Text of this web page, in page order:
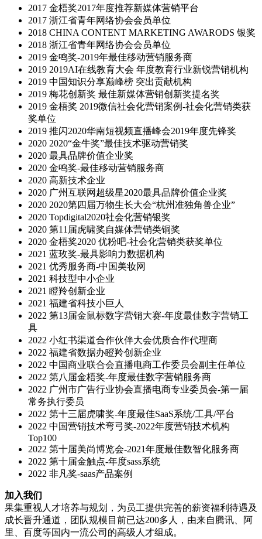
2017 金梧奖2017年度推荐新媒体营销平台
2017 浙江省青年网络协会会员单位
2018 CHINA CONTENT MARKETING AWARODS 银奖
2018 浙江省青年网络协会会员单位
2019 金鸣奖-2019年最佳移动营销服务商
2019 2019AI在线教育大会 年度教育行业新锐营销机构
2019 中国知识分享巅峰榜 突出贡献机构
2019 梅花创新奖 最佳新媒体营销创新奖提名奖
2019 金梧奖 2019微信社会化营销案例-社会化营销类获
奖单位
2019 推闪2020华南短视频直播峰会2019年度先锋奖
2020 2020“金牛奖”最佳技术驱动营销奖
2020 最具品牌价值企业奖
2020 金鸣奖-最佳移动营销服务商
2020 高新技术企业
2020 广州互联网超级星2020最具品牌价值企业奖
2020 2020第四届万物生长大会“杭州准独角兽企业”
2020 Topdigital2020社会化营销银奖
2020 第11届虎啸奖自媒体营销类铜奖
2020 金梧奖2020 优粉吧-社会化营销类获奖单位
2021 蓝玫奖-最具影响力数据机构
2021 优秀服务商-中国美妆网
2021 科技型中小企业
2021 瞪羚创新企业
2021 福建省科技小巨人
2022 第13届金鼠标数字营销大赛-年度最佳数字营销工
具
2022 小红书渠道合作伙伴大会优质合作代理商
2022 福建省数据办瞪羚创新企业
2022 中国商业联合会直播电商工作委员会副主任单位
2022 第八届金梧奖-年度最佳数字营销服务商
2022 广州市广告行业协会直播电商专业委员会-第一届
常务执行委员
2022 第十三届虎啸奖-年度最佳SaaS系统/工具/平台
2022 中国营销技术弯弓奖-2022年度营销技术机构
Top100
2022 第十届美尚博览会-2021年度最佳数智化服务商
2022 第十届金触点-年度sass系统
2022 非凡奖-saas产品案例
加入我们
果集重视人才培养与规划，为员工提供完善的薪资福利待遇及
成长晋升通道，团队规模目前已达200多人，由来自腾讯、阿
里、百度等国内一流公司的高级人才组成。